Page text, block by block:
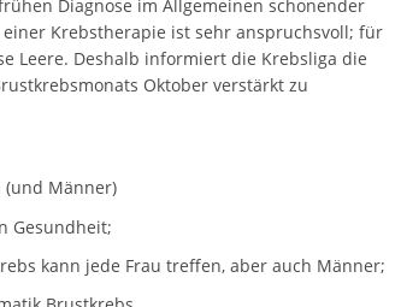
Diagnose im Allgemeinen schonender
Krebstherapie ist sehr anspruchsvoll; für
Leere. Deshalb informiert die Krebsliga die
Oktober verstärkt zu
(und Männer)
Gesundheit;
kann jede Frau treffen, aber auch Männer;